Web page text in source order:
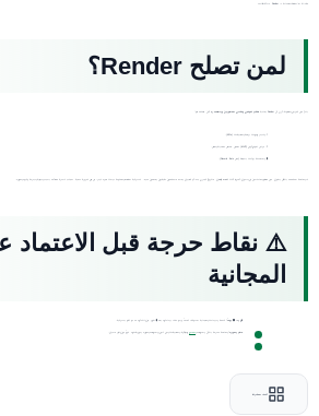
مقارنة بين الخطة المجانية لـ Render وبيئة الإنتاج
لمن تصلح Render؟
بناءً على تجربتي المطولة، أرى أن Render بمثابة مختبر نموذجي ومثالي للمطورين والطلاب . إذا كان هدفك هو:
اختبار واجهات برمجة التطبيقات (APIs).
عرض نموذج أولي (MVP) لعميل محتمل لمعاينة العمل.
استضافة بوتات بسيطة (مثل Discord Bots).
ف المنصة ستخدمك بشكل يتفوق على معظم المنافسين في السوق. أما إذا كنت تخطط لإطلاق مشروع تجاري جاد، أو تطبيق يمسه مستخدمون حقيقيون يعتمدون عليه. فالترقية للخطط المدفوعة ليست مجرد خيار، بل هي ضرورة حتمية لتجنب خسارة عملائك بسبب البداية الباردة وقيود الموارد.
⚠️ نقاط حرجة قبل الاعتماد
المجانية
فخ الـ 90 يوماً: قاعدة البيانات المجانية ستتوقف تماماً ويتم حذف بياناتها بعد 3 أشهر من إنشائها ما لم تقم بالترقية.
حظر الموارد:المنصة صارمة بشأن استهلاكالمعالجوالذاكرة، التطبيقات التي تسيء استهلاك الموارد يتم إيقافها فوراً دون إنذار مسبق.
أضف للمقارنة